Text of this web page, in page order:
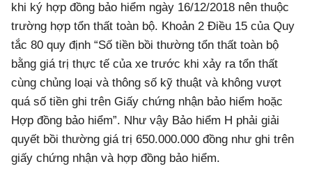
khi ký hợp đồng bảo hiểm ngày 16/12/2018 nên thuộc
trường hợp tổn thất toàn bộ. Khoản 2 Điều 15 của Quy
tắc 80 quy định “Số tiền bồi thường tổn thất toàn bộ
bằng giá trị thực tế của xe trước khi xảy ra tổn thất
cùng chủng loại và thông số kỹ thuật và không vượt
quá số tiền ghi trên Giấy chứng nhận bảo hiểm hoặc
Hợp đồng bảo hiểm”. Như vậy Bảo hiểm H phải giải
quyết bồi thường giá trị 650.000.000 đồng như ghi trên
giấy chứng nhận và hợp đồng bảo hiểm.